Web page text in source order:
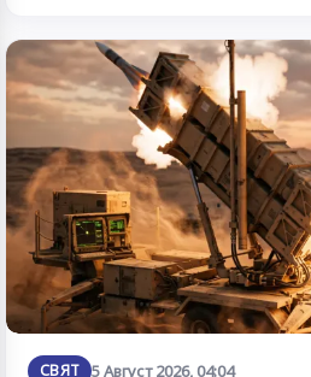
СВЯТ 5 Август 2026, 04:04